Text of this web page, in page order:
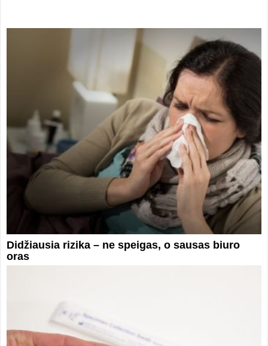
Didžiausia rizika – ne speigas, o sausas biuro
oras